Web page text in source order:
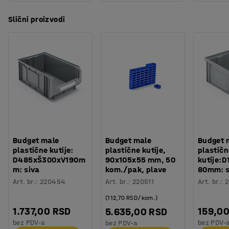
Slični proizvodi
Budget male
plastične kutije:
D485xŠ300xV190m
m: siva
Art. br.: 220454
1.737,00 RSD
bez PDV-a
Budget male
plastične kutije,
90x105x55 mm, 50
kom./pak, plave
Art. br.: 220511
5.635,00 RSD
(112,70 RSD/kom.)
bez PDV-a
Budget
80mm:
Art. br.:
bez PDV-